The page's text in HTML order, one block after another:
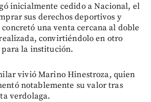
inicialmente cedido a Nacional, el
sus derechos deportivos y
una venta cercana al doble
convirtiéndolo en otro
para la institución.
vivió Marino Hinestroza, quien
notablemente su valor tras
verdolaga.